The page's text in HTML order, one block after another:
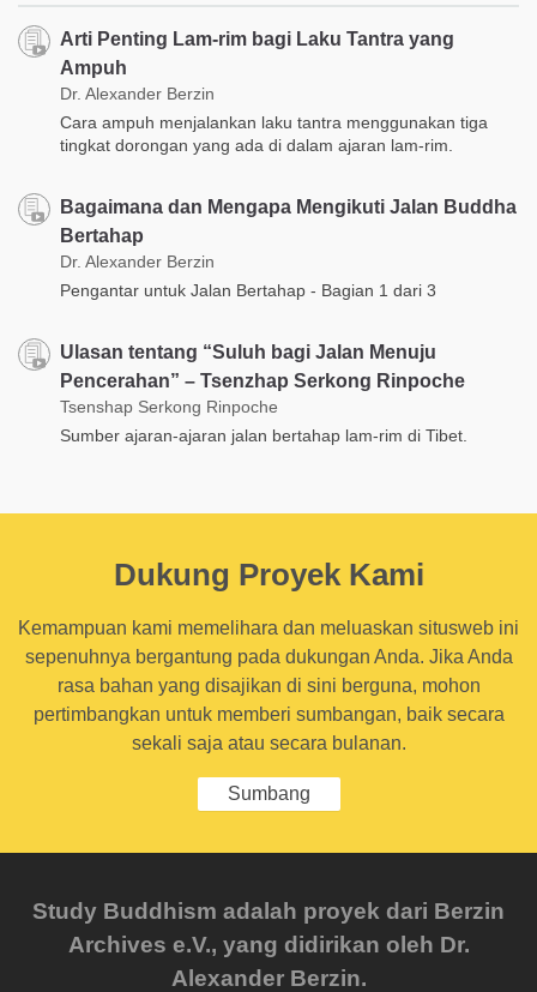
Arti Penting Lam-rim bagi Laku Tantra yang
Ampuh
Dr. Alexander Berzin
Cara ampuh menjalankan laku tantra menggunakan tiga
tingkat dorongan yang ada di dalam ajaran lam-rim.
Bagaimana dan Mengapa Mengikuti Jalan Buddha
Bertahap
Dr. Alexander Berzin
Pengantar untuk Jalan Bertahap - Bagian 1 dari 3
Ulasan tentang “Suluh bagi Jalan Menuju
Pencerahan” – Tsenzhap Serkong Rinpoche
Tsenshap Serkong Rinpoche
Sumber ajaran-ajaran jalan bertahap lam-rim di Tibet.
Dukung Proyek Kami
Kemampuan kami memelihara dan meluaskan situsweb ini
sepenuhnya bergantung pada dukungan Anda. Jika Anda
rasa bahan yang disajikan di sini berguna, mohon
pertimbangkan untuk memberi sumbangan, baik secara
sekali saja atau secara bulanan.
Sumbang
Study Buddhism adalah proyek dari Berzin
Archives e.V., yang didirikan oleh Dr.
Alexander Berzin.